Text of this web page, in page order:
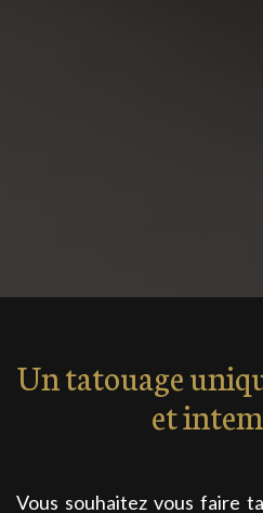
Un tatouage
et
Vous souhaitez vous faire